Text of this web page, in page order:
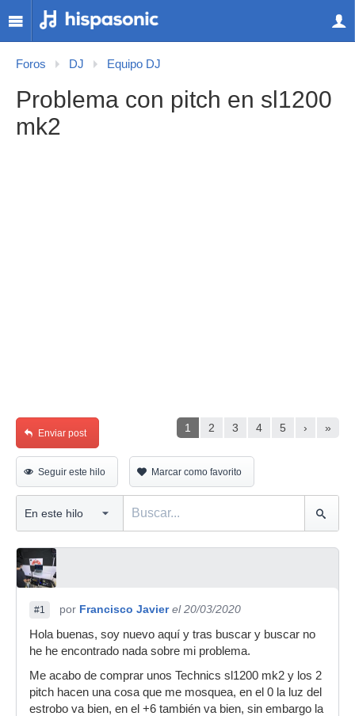
Foros DJ Equipo DJ
Problema con pitch en sl1200
mk2
1 2 3 4 5 › »
Enviar post
Seguir este hilo Marcar como favorito
#1 por Francisco Javier el 20/03/2020
Hola buenas, soy nuevo aquí y tras buscar y buscar no
he he encontrado nada sobre mi problema.
Me acabo de comprar unos Technics sl1200 mk2 y los 2
pitch hacen una cosa que me mosquea, en el 0 la luz del
estrobo va bien, en el +6 también va bien, sin embargo la